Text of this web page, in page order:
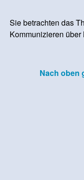
Sie betrachten das
Kommunizieren
Nach oben